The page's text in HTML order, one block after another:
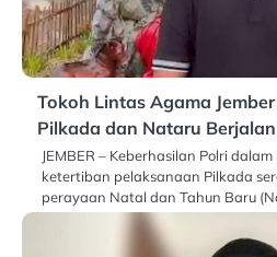
Tokoh Lintas Agama
Pilkada dan Nataru
JEMBER – Keberhasilan Polri
ketertiban pelaksanaan Pilkada
perayaan Natal dan Tahun Baru